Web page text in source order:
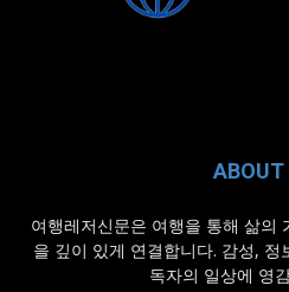
ABOUT
여행레저신문은 여행을 통해 삶의
을 깊이 있게 연결합니다. 감성,
독자의 일상에 영